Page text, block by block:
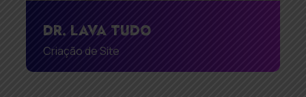
DR. LAVA TUDO
Criação de Site